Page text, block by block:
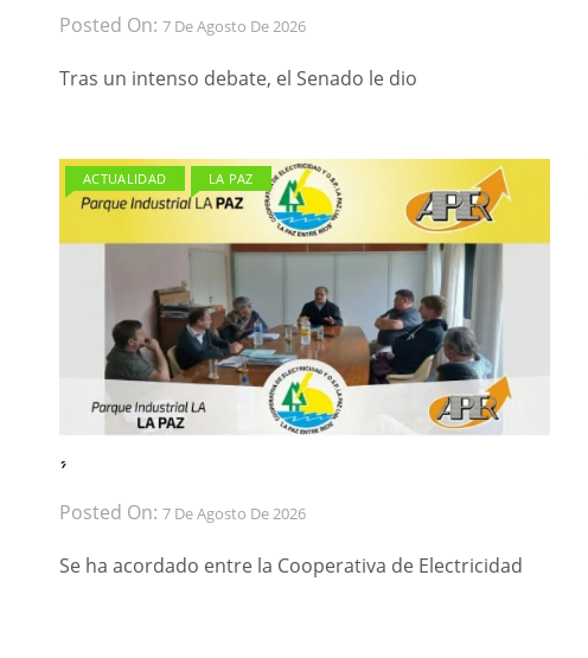
Posted On: 7 De Agosto De 2026
Tras un intenso debate, el Senado le dio
ACTUALIDAD LA PAZ
́ ́
Posted On: 7 De Agosto De 2026
Se ha acordado entre la Cooperativa de Electricidad